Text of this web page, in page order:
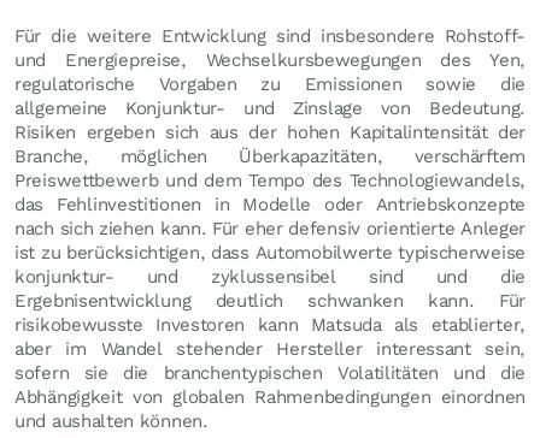
Für die weitere Entwicklung sind insbesondere Rohstoff-
und Energiepreise, Wechselkursbewegungen des Yen,
regulatorische Vorgaben zu Emissionen sowie die
allgemeine Konjunktur- und Zinslage von Bedeutung.
Risiken ergeben sich aus der hohen Kapitalintensität der
Branche, möglichen Überkapazitäten, verschärftem
Preiswettbewerb und dem Tempo des Technologiewandels,
das Fehlinvestitionen in Modelle oder Antriebskonzepte
nach sich ziehen kann. Für eher defensiv orientierte Anleger
ist zu berücksichtigen, dass Automobilwerte typischerweise
konjunktur- und zyklussensibel sind und die
Ergebnisentwicklung deutlich schwanken kann. Für
risikobewusste Investoren kann Matsuda als etablierter,
aber im Wandel stehender Hersteller interessant sein,
sofern sie die branchentypischen Volatilitäten und die
Abhängigkeit von globalen Rahmenbedingungen einordnen
und aushalten können.